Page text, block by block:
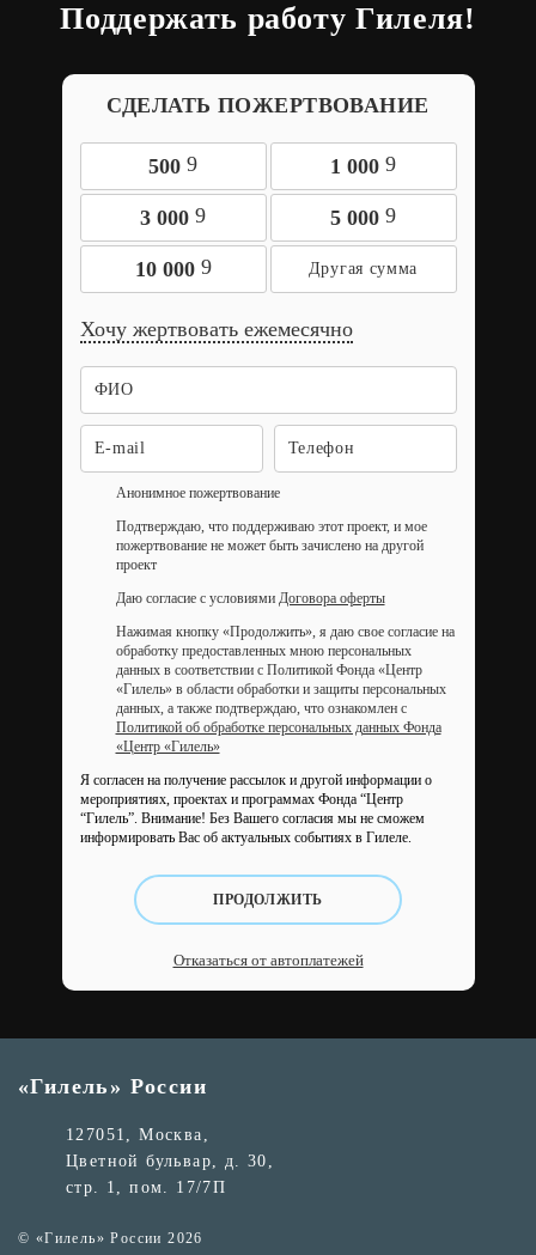
Поддержать работу Гилеля!
СДЕЛАТЬ ПОЖЕРТВОВАНИЕ
500 9 1 000 9
3 000 9 5 000 9
10 000 9
Хочу жертвовать ежемесячно
Анонимное пожертвование
Подтверждаю, что поддерживаю этот проект, и мое
пожертвование не может быть зачислено на другой
проект
Даю согласие с условиями Договора оферты
Нажимая кнопку «Продолжить», я даю свое согласие на
обработку предоставленных мною персональных
данных в соответствии с Политикой Фонда «Центр
«Гилель» в области обработки и защиты персональных
данных, а также подтверждаю, что ознакомлен с
Политикой об обработке персональных данных Фонда
«Центр «Гилель»
Я согласен на получение рассылок и другой информации о
мероприятиях, проектах и программах Фонда “Центр
“Гилель”. Внимание! Без Вашего согласия мы не сможем
информировать Вас об актуальных событиях в Гилеле.
ПРОДОЛЖИТЬ
Отказаться от автоплатежей
«Гилель» России
127051, Москва,
Цветной бульвар, д. 30,
стр. 1, пом. 17/7П
© «Гилель» России 2026